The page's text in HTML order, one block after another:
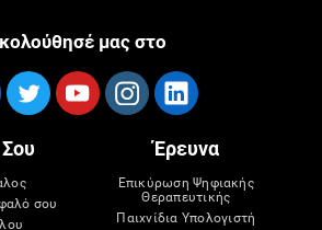
μας στο
σου
Έρευνα
Επικύρωση Ψηφιακής
Θεραπευτικής
Παιχνίδια Υπολογιστή